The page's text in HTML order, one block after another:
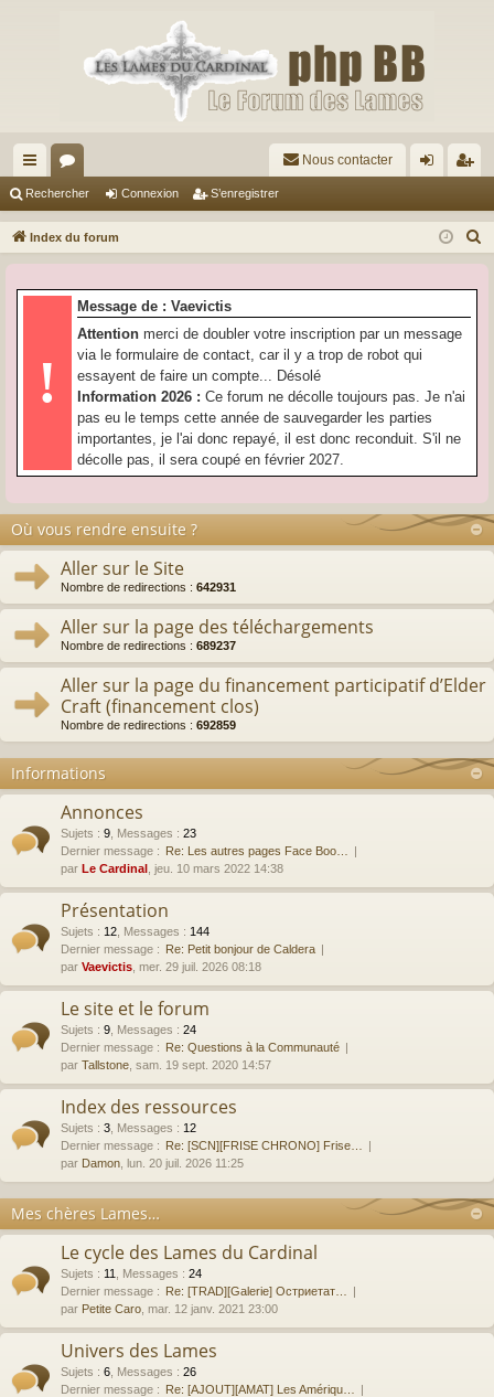
cc
ès
pi
or
u
s
Nous contacter
ne
on
nr
ist
Rechercher Connexion S’enregistrer
Index du forum
!
Message de : Vaevictis
Attention merci de doubler votre inscription par un message
via le formulaire de contact, car il y a trop de robot qui
essayent de faire un compte... Désolé
Information 2026 : Ce forum ne décolle toujours pas. Je n'ai
pas eu le temps cette année de sauvegarder les parties
importantes, je l'ai donc repayé, il est donc reconduit. S'il ne
décolle pas, il sera coupé en février 2027.
Où vous rendre ensuite ?
Aller sur le Site
Nombre de redirections : 642931
Aller sur la page des téléchargements
Nombre de redirections : 689237
Aller sur la page du financement participatif d’Elder
Craft (financement clos)
Nombre de redirections : 692859
Informations
Annonces
Sujets : 9 Messages : 23
Dernier message : Re: Les autres pages Face Boo…
par Le Cardinal , jeu. 10 mars 2022 14:38
Présentation
Sujets : 12 Messages : 144
Dernier message : Re: Petit bonjour de Caldera
par Vaevictis , mer. 29 juil. 2026 08:18
Le site et le forum
Sujets : 9 Messages : 24
Dernier message : Re: Questions à la Communauté
par Tallstone , sam. 19 sept. 2020 14:57
Index des ressources
Sujets : 3 Messages : 12
Dernier message : Re: [SCN][FRISE CHRONO] Frise…
par Damon , lun. 20 juil. 2026 11:25
Mes chères Lames…
Le cycle des Lames du Cardinal
Sujets : 11 Messages : 24
Dernier message : Re: [TRAD][Galerie] Остриетат…
par Petite Caro , mar. 12 janv. 2021 23:00
Univers des Lames
Sujets : 6 Messages : 26
Dernier message : Re: [AJOUT][AMAT] Les Amériqu…